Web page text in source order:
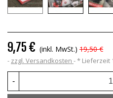
9,75 € (inkl. MwSt.) 19,50 €
zzgl. Versandkosten * Lieferzeit
-